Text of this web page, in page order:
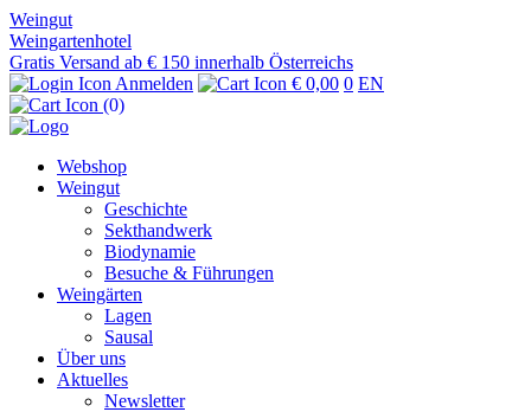
Weingut
Weingartenhotel
Gratis Versand ab € 150 innerhalb Österreichs
Anmelden
€ 0,00 0 EN
(0)
Webshop
Weingut
Geschichte
Sekthandwerk
Biodynamie
Besuche & Führungen
Weingärten
Lagen
Sausal
Über uns
Aktuelles
Newsletter